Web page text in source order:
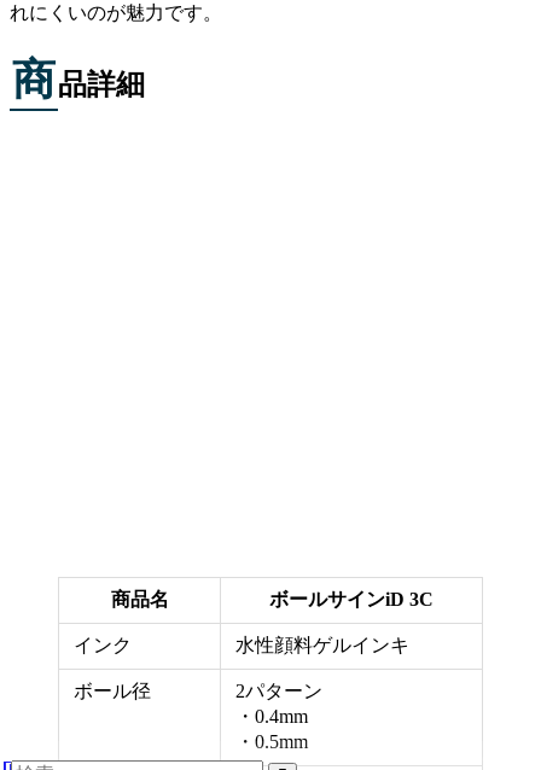
れにくいのが魅力です。
商品詳細
商品名 ボールサインiD 3C
インク 水性顔料ゲルインキ
ボール径
2パターン
・0.4mm
・0.5mm